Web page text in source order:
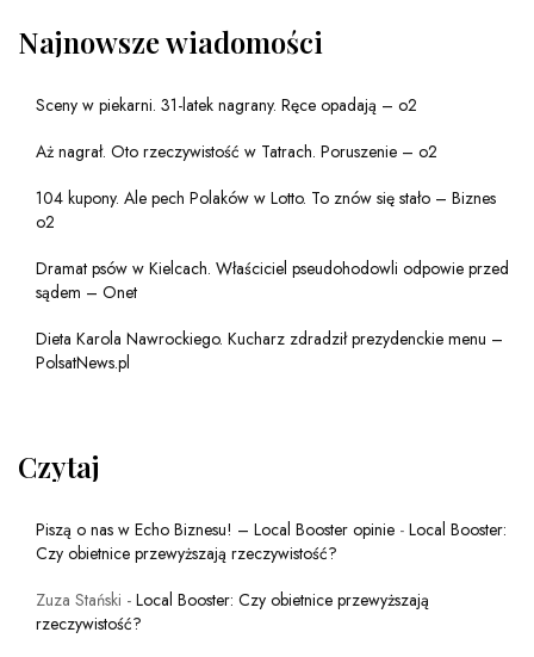
Najnowsze wiadomości
Sceny w piekarni. 31-latek nagrany. Ręce opadają – o2
Aż nagrał. Oto rzeczywistość w Tatrach. Poruszenie – o2
104 kupony. Ale pech Polaków w Lotto. To znów się stało – Biznes
o2
Dramat psów w Kielcach. Właściciel pseudohodowli odpowie przed
sądem – Onet
Dieta Karola Nawrockiego. Kucharz zdradził prezydenckie menu –
PolsatNews.pl
Czytaj
Piszą o nas w Echo Biznesu! – Local Booster opinie - Local Booster:
Czy obietnice przewyższają rzeczywistość?
Zuza Stański - Local Booster: Czy obietnice przewyższają
rzeczywistość?